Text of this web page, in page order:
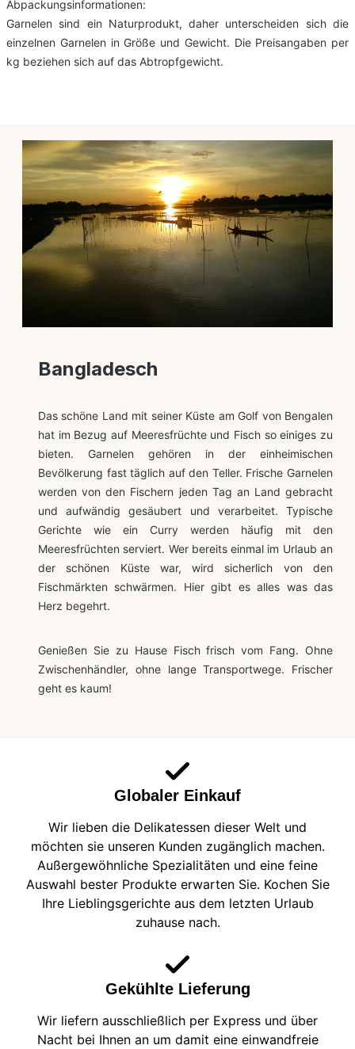
Abpackungsinformationen:
Garnelen sind ein Naturprodukt, daher unterscheiden sich die
einzelnen Garnelen in Größe und Gewicht. Die Preisangaben per
kg beziehen sich auf das Abtropfgewicht.
Bangladesch
Das schöne Land mit seiner Küste am Golf von Bengalen
hat im Bezug auf Meeresfrüchte und Fisch so einiges zu
bieten. Garnelen gehören in der einheimischen
Bevölkerung fast täglich auf den Teller. Frische Garnelen
werden von den Fischern jeden Tag an Land gebracht
und aufwändig gesäubert und verarbeitet. Typische
Gerichte wie ein Curry werden häufig mit den
Meeresfrüchten serviert. Wer bereits einmal im Urlaub an
der schönen Küste war, wird sicherlich von den
Fischmärkten schwärmen. Hier gibt es alles was das
Herz begehrt.
Genießen Sie zu Hause Fisch frisch vom Fang. Ohne
Zwischenhändler, ohne lange Transportwege. Frischer
geht es kaum!
Globaler Einkauf
Wir lieben die Delikatessen dieser Welt und
möchten sie unseren Kunden zugänglich machen.
Außergewöhnliche Spezialitäten und eine feine
Auswahl bester Produkte erwarten Sie. Kochen Sie
Ihre Lieblingsgerichte aus dem letzten Urlaub
zuhause nach.
Gekühlte Lieferung
Wir liefern ausschließlich per Express und über
Nacht bei Ihnen an um damit eine einwandfreie